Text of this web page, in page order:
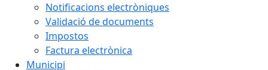
Notificacions electròniques
Validació de documents
Impostos
Factura electrònica
Municipi